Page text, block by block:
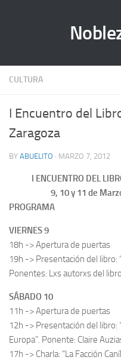
CULTURA
I Encuentro del
Zaragoza
BY ABUELITO · MARZO 7, 2012
I ENCUENTRO DEL
9, 10 y 11 de
PROGRAMA
VIERNES 9
18h -> Apertura de puertas
19h -> Presentación del libro:
Ponentes: Lxs autorxs del
SÁBADO 10
11h -> Apertura de puertas
12h -> Presentación del libro:
Europa”. Ponente: Claire
17h -> Charla: “La Facción